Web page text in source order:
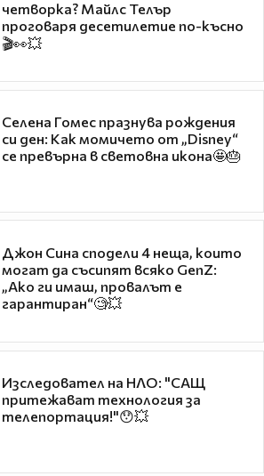
четворка? Майлс Телър
проговаря десетилетие по-късно
🎬👀💥
Селена Гомес празнува рождения
си ден: Как момичето от „Disney“
се превърна в световна икона🤩🎂
Джон Сина сподели 4 неща, които
могат да съсипят всяко GenZ:
„Ако ги имаш, провалът е
гарантиран“🧐💥
Изследовател на НЛО: "САЩ
притежават технология за
телепортация!"😯💥